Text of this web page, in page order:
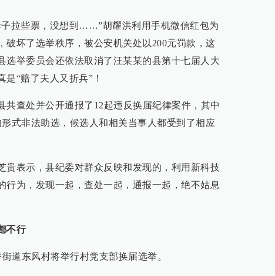
拉些票，没想到……”胡耀洪利用手机微信红包为
破坏了选举秩序，被公安机关处以200元罚款，这
选举委员会还依法取消了汪某某的县第十七届人大
“赔了夫人又折兵”！
共查处并公开通报了12起违反换届纪律案件，其中
式非法助选，候选人和相关当事人都受到了相应
贵表示，县纪委对群众反映和发现的，利用新科技
行为，发现一起，查处一起，通报一起，绝不姑息
不行
道东风村将举行村党支部换届选举。